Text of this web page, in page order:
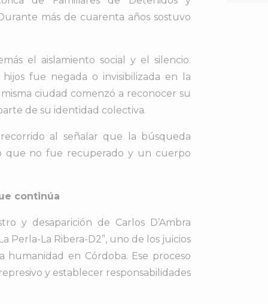
más de cuarenta años sostuvo
el aislamiento social y el silencio.
fue negada o invisibilizada en la
ciudad comenzó a reconocer su
de su identidad colectiva.
al señalar que la búsqueda
que no fue recuperado y un cuerpo
continúa
y desaparición de Carlos D’Ambra
Perla-La Ribera-D2”, uno de los juicios
humanidad en Córdoba. Ese proceso
y establecer responsabilidades